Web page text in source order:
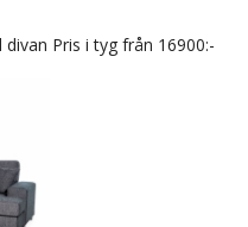
Pris i tyg från 16900:-